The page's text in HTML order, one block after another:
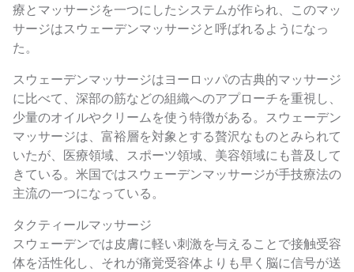
療とマッサージを一つにしたシステムが作られ、このマッ
サージはスウェーデンマッサージと呼ばれるようになっ
た。
スウェーデンマッサージはヨーロッパの古典的マッサージ
に比べて、深部の筋などの組織へのアプローチを重視し、
少量のオイルやクリームを使う特徴がある。スウェーデン
マッサージは、富裕層を対象とする贅沢なものとみられて
いたが、医療領域、スポーツ領域、美容領域にも普及して
きている。米国ではスウェーデンマッサージが手技療法の
主流の一つになっている。
タクティールマッサージ
スウェーデンでは皮膚に軽い刺激を与えることで接触受容
体を活性化し、それが痛覚受容体よりも早く脳に信号が送